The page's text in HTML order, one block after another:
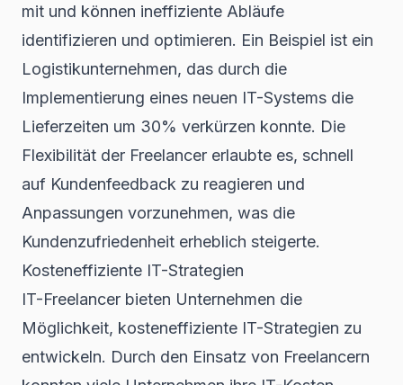
mit und können ineffiziente Abläufe
identifizieren und optimieren. Ein Beispiel ist ein
Logistikunternehmen, das durch die
Implementierung eines neuen IT-Systems die
Lieferzeiten um 30% verkürzen konnte. Die
Flexibilität der Freelancer erlaubte es, schnell
auf Kundenfeedback zu reagieren und
Anpassungen vorzunehmen, was die
Kundenzufriedenheit erheblich steigerte.
Kosteneffiziente IT-Strategien
IT-Freelancer bieten Unternehmen die
Möglichkeit, kosteneffiziente IT-Strategien zu
entwickeln. Durch den Einsatz von Freelancern